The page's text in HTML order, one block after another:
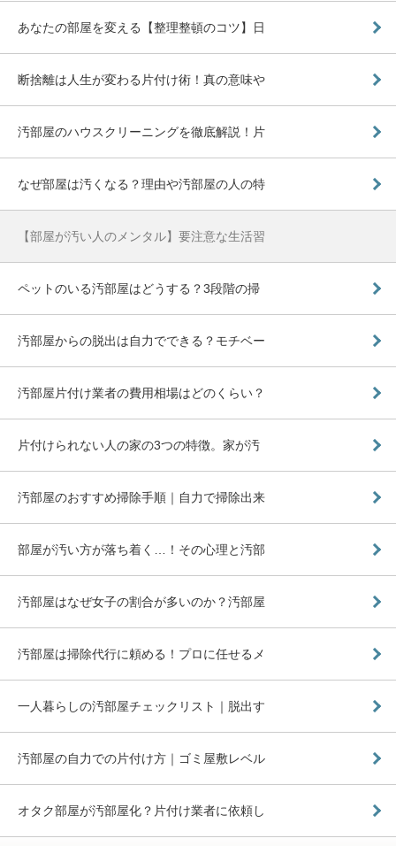
あなたの部屋を変える【整理整頓のコツ】日
断捨離は人生が変わる片付け術！真の意味や
汚部屋のハウスクリーニングを徹底解説！片
なぜ部屋は汚くなる？理由や汚部屋の人の特
【部屋が汚い人のメンタル】要注意な生活習
ペットのいる汚部屋はどうする？3段階の掃
汚部屋からの脱出は自力でできる？モチベー
汚部屋片付け業者の費用相場はどのくらい？
片付けられない人の家の3つの特徴。家が汚
汚部屋のおすすめ掃除手順｜自力で掃除出来
部屋が汚い方が落ち着く…！その心理と汚部
汚部屋はなぜ女子の割合が多いのか？汚部屋
汚部屋は掃除代行に頼める！プロに任せるメ
一人暮らしの汚部屋チェックリスト｜脱出す
汚部屋の自力での片付け方｜ゴミ屋敷レベル
オタク部屋が汚部屋化？片付け業者に依頼し